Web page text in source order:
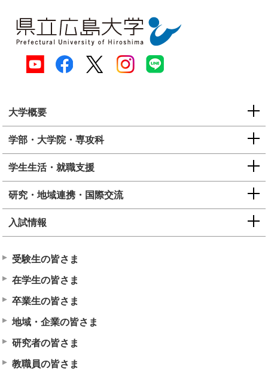
大学概要
学部・大学院・専攻科
学生生活・就職支援
研究・地域連携・国際交流
入試情報
受験生の皆さま
在学生の皆さま
卒業生の皆さま
地域・企業の皆さま
研究者の皆さま
教職員の皆さま